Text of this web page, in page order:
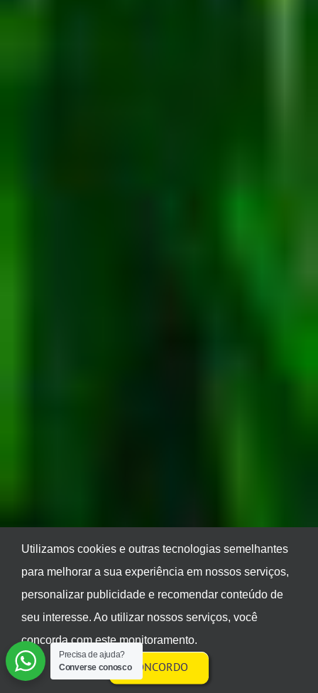
Precisa de ajuda?
Converse conosco
Utilizamos cookies e outras tecnologias semelhantes
para melhorar a sua experiência em nossos serviços,
personalizar publicidade e recomendar conteúdo de
seu interesse. Ao utilizar nossos serviços, você
concorda com este monitoramento.
CONCORDO